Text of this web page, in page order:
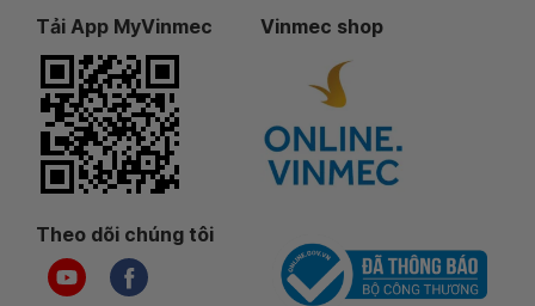
Tải App MyVinmec Vinmec shop
Theo dõi chúng tôi